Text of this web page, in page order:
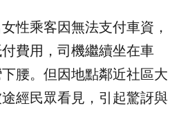
性乘客因無法支付車資，
費用，司機繼續坐在車
下腰。但因地點鄰近社區大
經民眾看見，引起驚訝與